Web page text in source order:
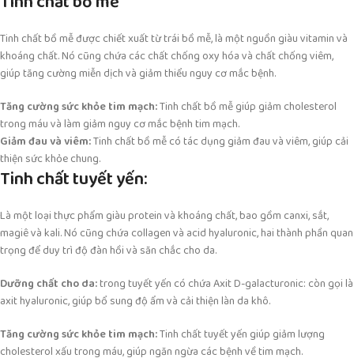
Tinh chất bồ mễ được chiết xuất từ trái bồ mễ, là một nguồn giàu vitamin và
khoáng chất. Nó cũng chứa các chất chống oxy hóa và chất chống viêm,
giúp tăng cường miễn dịch và giảm thiểu nguy cơ mắc bệnh.
Tăng cường sức khỏe tim mạch:Tinh chất bồ mễ giúp giảm cholesterol
trong máu và làm giảm nguy cơ mắc bệnh tim mạch.
Giảm đau và viêm:Tinh chất bồ mễ có tác dụng giảm đau và viêm, giúp cải
thiện sức khỏe chung.
Tinh chất tuyết yến:
Là một loại thực phẩm giàu protein và khoáng chất, bao gồm canxi, sắt,
magiê và kali. Nó cũng chứa collagen và acid hyaluronic, hai thành phần quan
trọng để duy trì độ đàn hồi và săn chắc cho da.
Dưỡng chất cho da:trong tuyết yến có chứa Axit D-galacturonic: còn gọi là
axit hyaluronic, giúp bổ sung độ ẩm và cải thiện làn da khô.
Tăng cường sức khỏe tim mạch:Tinh chất tuyết yến giúp giảm lượng
cholesterol xấu trong máu, giúp ngăn ngừa các bệnh về tim mạch.